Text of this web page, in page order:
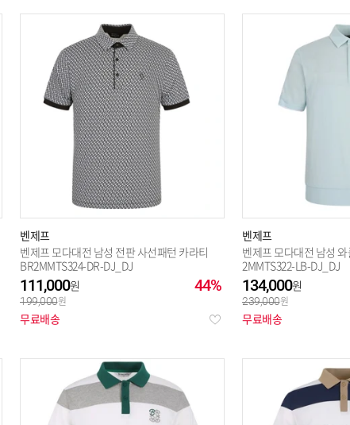
벤제프
벤제프 모다대전 남성 전판 사선패턴 카라티
BR2MMTS324-DR-DJ_DJ
44%
111,000
199,000
무료배송
벤제프
벤제프 모다대전 남성
2MMTS322-LB-DJ_DJ
134,000
239,000
무료배송